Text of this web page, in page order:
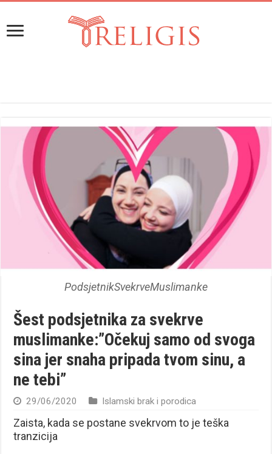
PodsjetnikSvekrveMuslimanke
Šest podsjetnika za svekrve
muslimanke:”Očekuj samo od svoga
sina jer snaha pripada tvom sinu, a
ne tebi”
29/06/2020 Islamski brak i porodica
Zaista, kada se postane svekrvom to je teška
tranzicija